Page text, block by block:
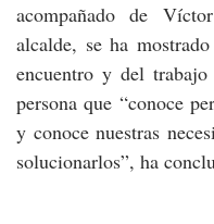
acompañado de
alcalde, se ha
encuentro y del
persona que “conoce
y conoce nuestras
solucionarlos”, ha